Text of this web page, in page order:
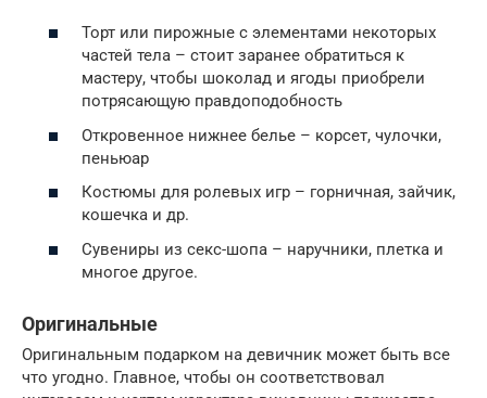
Торт или пирожные с элементами некоторых
частей тела – стоит заранее обратиться к
мастеру, чтобы шоколад и ягоды приобрели
потрясающую правдоподобность
Откровенное нижнее белье – корсет, чулочки,
пеньюар
Костюмы для ролевых игр – горничная, зайчик,
кошечка и др.
Сувениры из секс-шопа – наручники, плетка и
многое другое.
Оригинальные
Оригинальным подарком на девичник может быть все
что угодно. Главное, чтобы он соответствовал